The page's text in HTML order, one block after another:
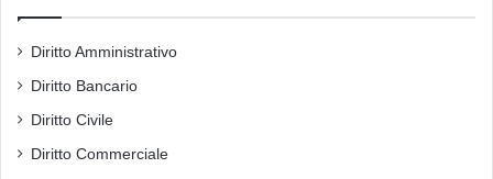
Diritto Amministrativo
Diritto Bancario
Diritto Civile
Diritto Commerciale